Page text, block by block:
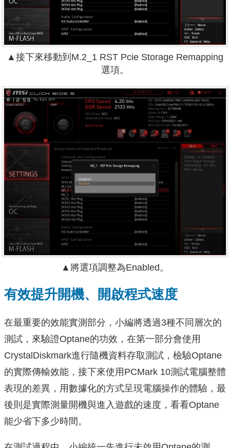
▲接下來移動到M.2_1 RST Pcie Storage Remapping
選項。
▲將選項調整為Enabled。
有效提升開機、開啟程式速度
在最重要的效能實測部分，小編將透過3種不同層次的
測試，來驗證Optane的功效，在第一部分會使用
CrystalDiskmark進行隨機資料存取測試，檢驗Optane
的實際傳輸效能，接下來使用PCMark 10測試電腦整體
表現的差異，用數據化的方式呈現電腦操作的體驗，最
後則是實際測量開機與進入遊戲的速度，看看Optane
能少省下多少時間。